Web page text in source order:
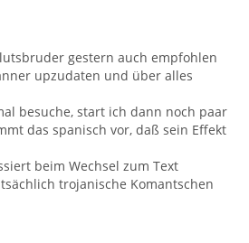
gestern auch empfohlen
upzudaten und über alles
besuche, start ich dann noch paar
das spanisch vor, daß sein Effekt
beim Wechsel zum Text
trojanische Komantschen